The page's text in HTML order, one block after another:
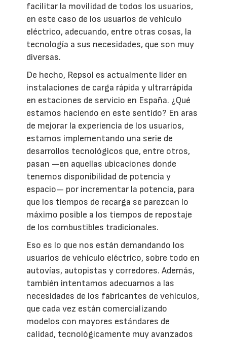
facilitar la movilidad de todos los usuarios,
en este caso de los usuarios de vehículo
eléctrico, adecuando, entre otras cosas, la
tecnología a sus necesidades, que son muy
diversas.
De hecho, Repsol es actualmente líder en
instalaciones de carga rápida y ultrarrápida
en estaciones de servicio en España. ¿Qué
estamos haciendo en este sentido? En aras
de mejorar la experiencia de los usuarios,
estamos implementando una serie de
desarrollos tecnológicos que, entre otros,
pasan —en aquellas ubicaciones donde
tenemos disponibilidad de potencia y
espacio— por incrementar la potencia, para
que los tiempos de recarga se parezcan lo
máximo posible a los tiempos de repostaje
de los combustibles tradicionales.
Eso es lo que nos están demandando los
usuarios de vehículo eléctrico, sobre todo en
autovías, autopistas y corredores. Además,
también intentamos adecuarnos a las
necesidades de los fabricantes de vehículos,
que cada vez están comercializando
modelos con mayores estándares de
calidad, tecnológicamente muy avanzados